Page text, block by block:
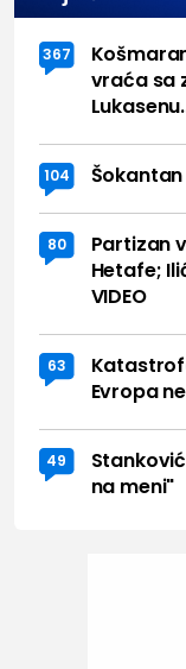
367
vraća sa
104
80
Partizan
Hetafe;
VIDEO
63
Evropa
49
na meni"